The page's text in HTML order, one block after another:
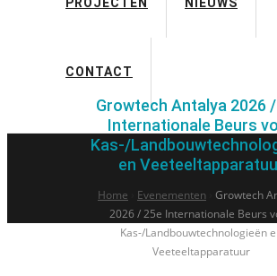
PROJECTEN NIEUWS
CONTACT
Growtech Antalya 2026
Internationale Beurs
Kas-/
en
Home Evenementen Growtech
2026 / 25e Internationale Beurs
Kas-/Landbouwtechnologieën
Veeteeltapparatuur
Growtech Antalya 2026 / 25e
Internationale Beurs voor
en Veeteeltapparatuur
dinsdag
@ 09:00-
vrijdag 27